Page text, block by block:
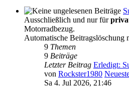
Ausschließlich und nur für
Motorradbezug.
Automatische Beitragslöschung
9 Themen
9 Beiträge
Letzter Beitrag Erledigt:
von Rockster1980
Sa 4. Jul 2026, 21:46